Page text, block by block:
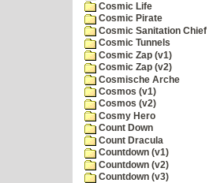
Cosmic Life
Cosmic Pirate
Cosmic Sanitation Chief
Cosmic Tunnels
Cosmic Zap (v1)
Cosmic Zap (v2)
Cosmische Arche
Cosmos (v1)
Cosmos (v2)
Cosmy Hero
Count Down
Count Dracula
Countdown (v1)
Countdown (v2)
Countdown (v3)